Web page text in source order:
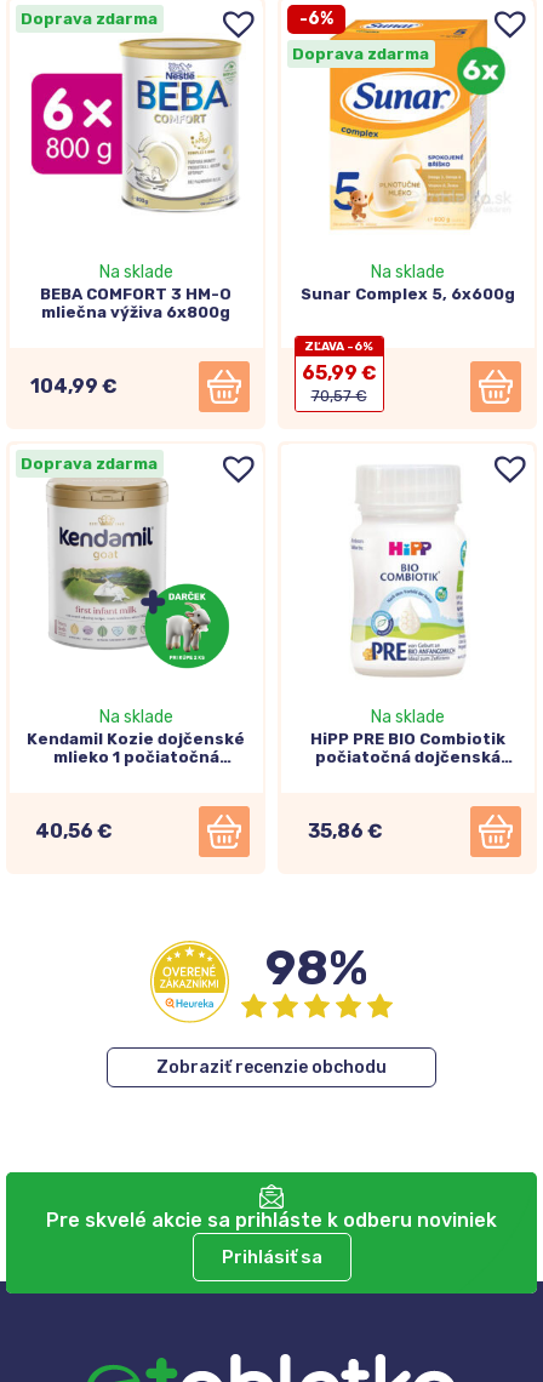
Doprava zdarma
Na sklade
BEBA COMFORT 3 HM-O
mliečna výživa 6x800g
104,99 €
-6%
Doprava zdarma
Na sklade
Sunar Complex 5, 6x600g
ZĽAVA -6%
65,99 €
70,57 €
Doprava zdarma
Na sklade
Kendamil Kozie dojčenské
mlieko 1 počiatočná
40,56 €
Na sklade
HiPP PRE BIO Combiotik
počiatočná dojčenská
35,86 €
98%
Zobraziť recenzie obchodu
Pre skvelé akcie sa prihláste k odberu noviniek
Prihlásiť sa